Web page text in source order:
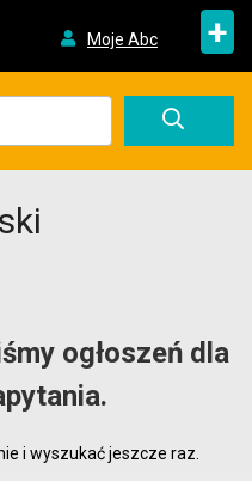
Moje Abc +
ogłoszeń dla
i wyszukać jeszcze raz.